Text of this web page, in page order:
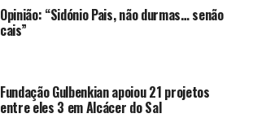
Opinião: “Sidónio Pais, não durmas… senão
cais”
Fundação Gulbenkian apoiou 21 projetos
entre eles 3 em Alcácer do Sal